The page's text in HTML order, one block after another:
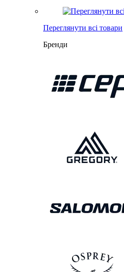
Переглянути всі товари
Бренди